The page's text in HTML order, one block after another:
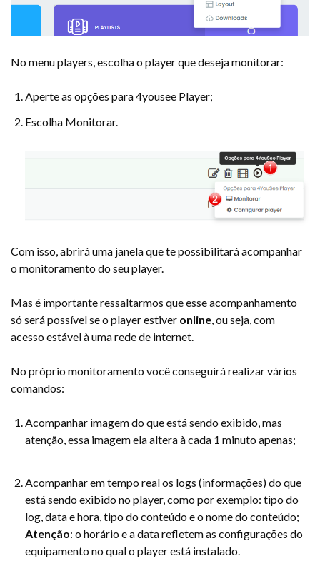
No menu players, escolha o player que deseja monitorar:
Aperte as opções para 4yousee Player;
Escolha Monitorar.
Com isso, abrirá uma janela que te possibilitará acompanhar
o monitoramento do seu player.
Mas é importante ressaltarmos que esse acompanhamento
só será possível se o player estiver online, ou seja, com
acesso estável à uma rede de internet.
No próprio monitoramento você conseguirá realizar vários
comandos:
Acompanhar imagem do que está sendo exibido, mas
atenção, essa imagem ela altera à cada 1 minuto apenas;
Acompanhar em tempo real os logs (informações) do que
está sendo exibido no player, como por exemplo: tipo do
log, data e hora, tipo do conteúdo e o nome do conteúdo;
Atenção: o horário e a data refletem as configurações do
equipamento no qual o player está instalado.